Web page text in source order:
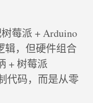
莓派 + Arduino
辑，但硬件组合
+ 树莓派
代码，而是从零